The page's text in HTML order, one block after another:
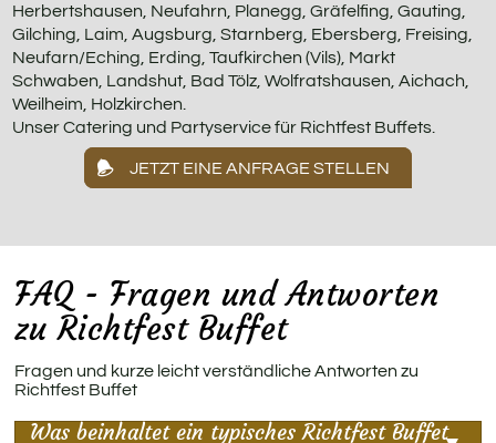
Herbertshausen, Neufahrn, Planegg, Gräfelfing, Gauting,
Gilching, Laim, Augsburg, Starnberg, Ebersberg, Freising,
Neufarn/Eching, Erding, Taufkirchen (Vils), Markt
Schwaben, Landshut, Bad Tölz, Wolfratshausen, Aichach,
Weilheim, Holzkirchen.
Unser Catering und Partyservice für Richtfest Buffets.
JETZT EINE ANFRAGE STELLEN
FAQ - Fragen und Antworten
zu Richtfest Buffet
Fragen und kurze leicht verständliche Antworten zu
Richtfest Buffet
Was beinhaltet ein typisches Richtfest Buffet